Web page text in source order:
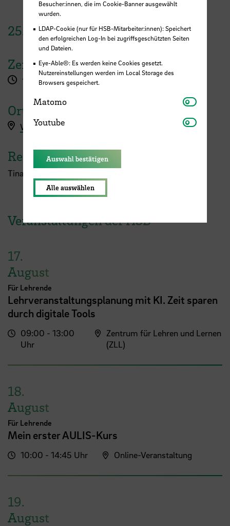
25. März2025
Zeit
10:00 - 11:30 Uhr
Ort
Workshopanmeldung hier
Referent:in
Tina Basner
Veranstaltungen der HSB
17.
August
Für Lehrende
Lehrveranstaltungsplanung mit KI. Zeit sparen
durch digitale Tools
09:00 - 13:00
Uhr
Zentrum für Lehren und Lernen
(ZLL)
18.
August
Für Lehrende
Mein erster AULIS-Kurs
10:00 - 14:45 Uhr Online-Veranstaltung
19.
August
Besucher:innen, die im Cookie-Banner ausgewählt
wurden.
LDAP-Cookie (nur für HSB-Mitarbeiter:innen): Speichert
den erfolgreichen Log-In bei zugriffsgeschützten Seiten
und Dateien.
Eye-Able®: Es werden keine Cookies gesetzt.
Nutzereinstellungen werden im Local Storage des
Browsers gespeichert.
Matomo Matomo
Youtube Youtube
Auswahl bestätigen
Alle auswählen